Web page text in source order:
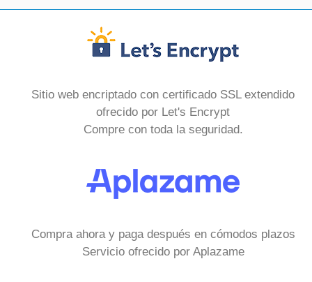
Sitio web encriptado con certificado SSL extendido
ofrecido por Let's Encrypt
Compre con toda la seguridad.
Compra ahora y paga después en cómodos plazos
Servicio ofrecido por Aplazame